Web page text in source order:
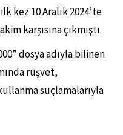
kez 10 Aralık 2024’te
karşısına çıkmıştı.
dosya adıyla bilinen
rüşvet,
suçlamalarıyla